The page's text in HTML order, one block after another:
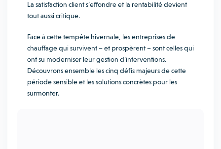
La satisfaction client s’effondre et la rentabilité devient
tout aussi critique.
Face à cette tempête hivernale, les entreprises de
chauffage qui survivent – et prospèrent – sont celles qui
ont su moderniser leur gestion d’interventions.
Découvrons ensemble les cinq défis majeurs de cette
période sensible et les solutions concrètes pour les
surmonter.